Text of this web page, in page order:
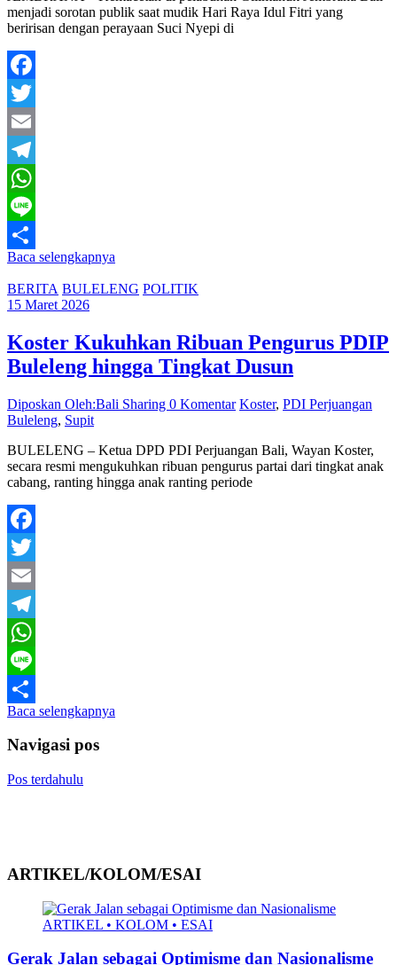
menjadi sorotan publik saat mudik Hari Raya Idul Fitri yang
beririsan dengan perayaan Suci Nyepi di
Facebook
Twitter
Email
Telegram
WhatsApp
Line
Share
Baca selengkapnya
BERITA BULELENG POLITIK
15 Maret 2026
Koster Kukuhkan Ribuan Pengurus PDIP
Buleleng hingga Tingkat Dusun
Diposkan Oleh:Bali Sharing 0 Komentar Koster, PDI Perjuangan
Buleleng, Supit
BULELENG – Ketua DPD PDI Perjuangan Bali, Wayan Koster,
secara resmi mengukuhkan ribuan pengurus partai dari tingkat anak
cabang, ranting hingga anak ranting periode
Facebook
Twitter
Email
Telegram
WhatsApp
Line
Share
Baca selengkapnya
Navigasi pos
Pos terdahulu
ARTIKEL/KOLOM/ESAI
ARTIKEL • KOLOM • ESAI
Gerak Jalan sebagai Optimisme dan Nasionalisme